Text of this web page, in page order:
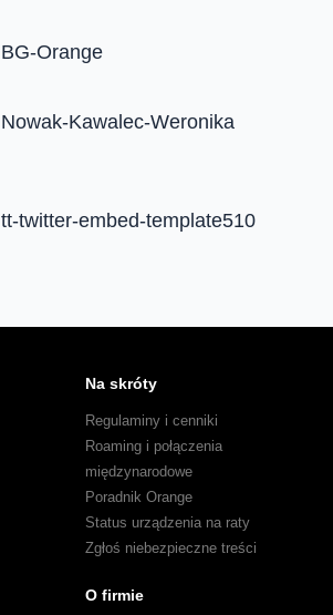
BG-Orange
Nowak-Kawalec-Weronika
tt-twitter-embed-template510
Na skróty
Regulaminy i cenniki
Roaming i połączenia
międzynarodowe
Poradnik Orange
Status urządzenia na raty
Zgłoś niebezpieczne treści
O firmie